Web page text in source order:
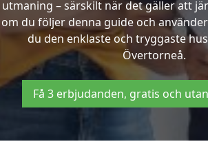
utmaning – särskilt när det gäller att
om du följer denna guide och
du den enklaste och tryggaste
Övertorneå.
Få 3 erbjudanden, gratis och